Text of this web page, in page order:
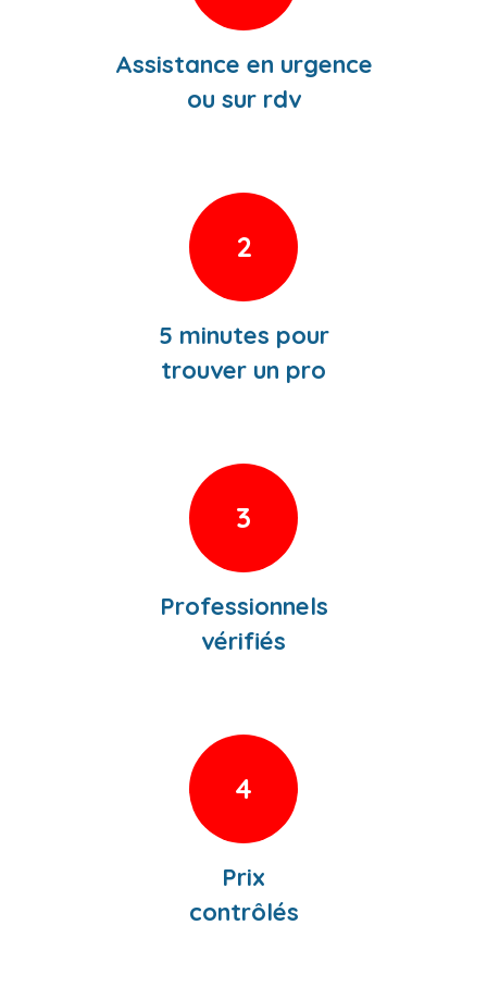
Assistance en urgence
ou sur rdv
2
5 minutes pour
trouver un pro
3
Professionnels
vérifiés
4
Prix
contrôlés